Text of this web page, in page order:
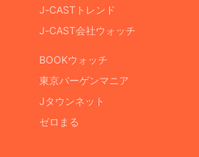
J-CASTトレンド
J-CAST会社ウォッチ
BOOKウォッチ
東京バーゲンマニア
Jタウンネット
ゼロまる